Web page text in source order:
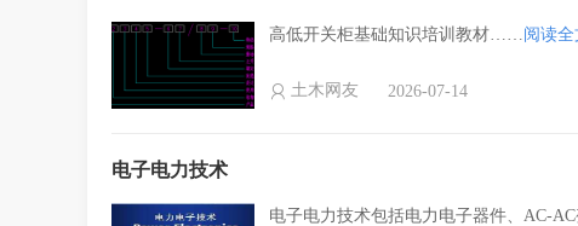
高低开关柜基础知识培训教材……阅读全
土木网友 2026-07-14
电子电力技术
电子电力技术包括电力电子器件、AC-